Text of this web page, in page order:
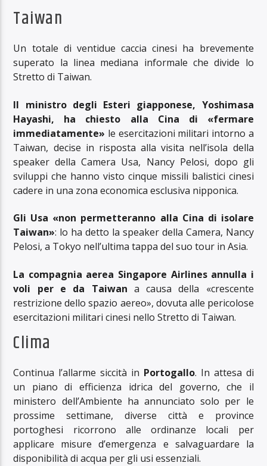
Taiwan
Un totale di ventidue caccia cinesi ha brevemente
superato la linea mediana informale che divide lo
Stretto di Taiwan.
Il ministro degli Esteri giapponese, Yoshimasa
Hayashi, ha chiesto alla Cina di «fermare
immediatamente» le esercitazioni militari intorno a
Taiwan, decise in risposta alla visita nell’isola della
speaker della Camera Usa, Nancy Pelosi, dopo gli
sviluppi che hanno visto cinque missili balistici cinesi
cadere in una zona economica esclusiva nipponica.
Gli Usa «non permetteranno alla Cina di isolare
Taiwan»: lo ha detto la speaker della Camera, Nancy
Pelosi, a Tokyo nell’ultima tappa del suo tour in Asia.
La compagnia aerea Singapore Airlines annulla i
voli per e da Taiwan a causa della «crescente
restrizione dello spazio aereo», dovuta alle pericolose
esercitazioni militari cinesi nello Stretto di Taiwan.
Clima
Continua l’allarme siccità in Portogallo. In attesa di
un piano di efficienza idrica del governo, che il
ministero dell’Ambiente ha annunciato solo per le
prossime settimane, diverse città e province
portoghesi ricorrono alle ordinanze locali per
applicare misure d’emergenza e salvaguardare la
disponibilità di acqua per gli usi essenziali.